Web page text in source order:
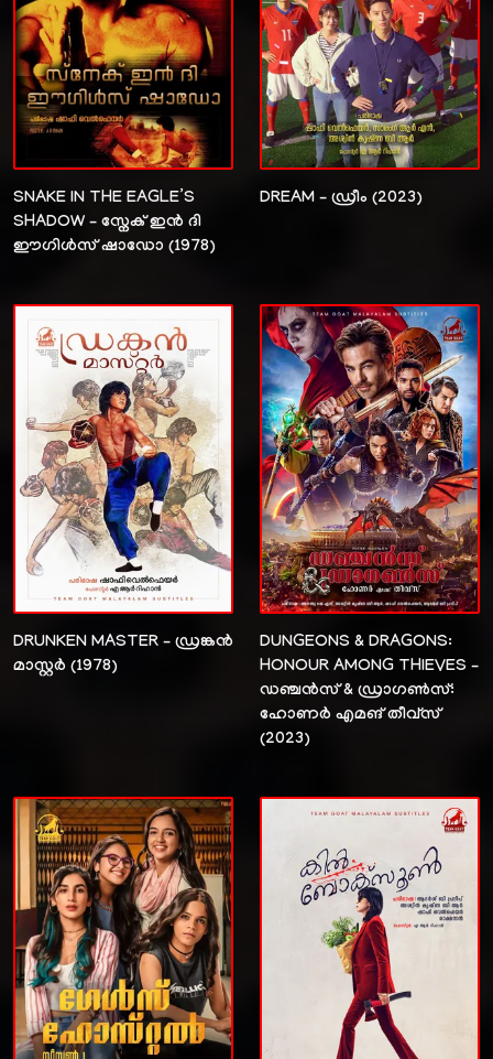
SNAKE IN THE EAGLE’S
SHADOW – സ്നേക് ഇൻ ദി
ഈഗിൾസ് ഷാഡോ (1978)
DREAM – ഡ്രീം (2023)
DRUNKEN MASTER – ഡ്രങ്കൻ
മാസ്റ്റർ (1978)
DUNGEONS & DRAGONS:
HONOUR AMONG THIEVES –
ഡഞ്ചൻസ് & ഡ്രാഗൺസ്:
ഹോണർ എമങ് തീവ്സ്
(2023)